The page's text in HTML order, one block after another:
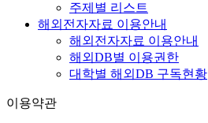
주제별 리스트
해외전자자료 이용안내
해외전자자료 이용안내
해외DB별 이용권한
대학별 해외DB 구독현황
이용약관